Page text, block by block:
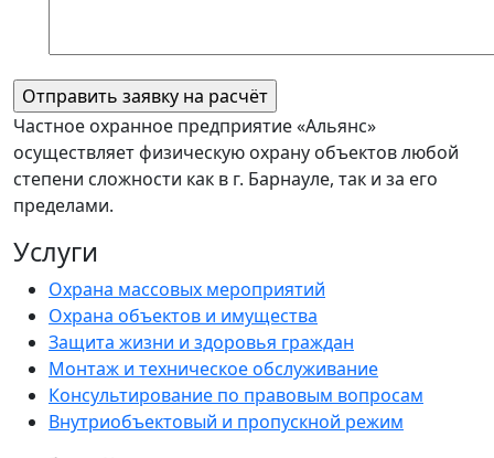
Частное охранное предприятие «Альянс»
осуществляет физическую охрану объектов любой
степени сложности как в г. Барнауле, так и за его
пределами.
Услуги
Охрана массовых мероприятий
Охрана объектов и имущества
Защита жизни и здоровья граждан
Монтаж и техническое обслуживание
Консультирование по правовым вопросам
Внутриобъектовый и пропускной режим